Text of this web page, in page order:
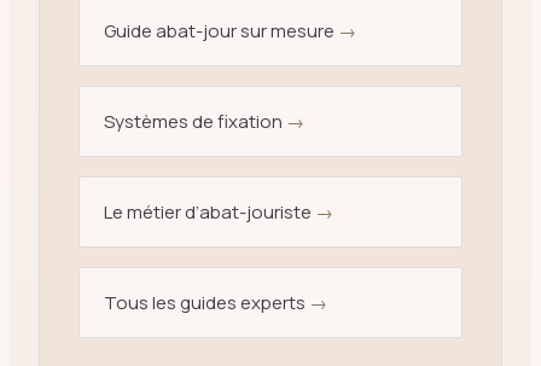
Guide abat-jour sur mesure →
Systèmes de fixation →
Le métier d’abat-jouriste →
Tous les guides experts →